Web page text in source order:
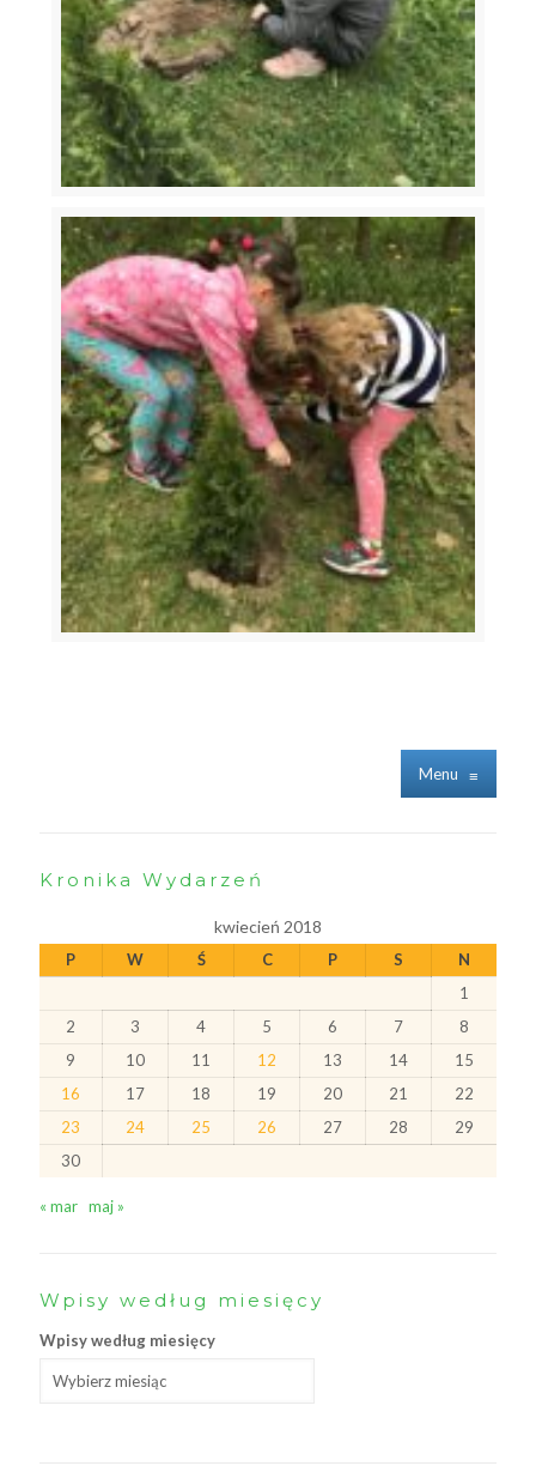
Menu ≡
Kronika Wydarzeń
kwiecień 2018
P W Ś C P S
N
1
2
3 4 5 6 7
8
9
10 11 12 13 14
15
16
17 18 19 20 21
22
23
24 25 26 27 28
29
30
« mar maj »
Wpisy według miesięcy
Wpisy według miesięcy